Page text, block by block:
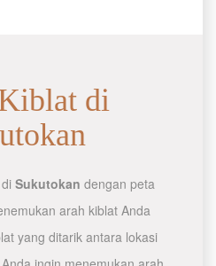
di
Sukutokan dengan peta
arah kiblat Anda
yang ditarik antara lokasi